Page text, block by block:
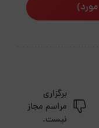
برگزاری
مراسم مجاز
نیست.